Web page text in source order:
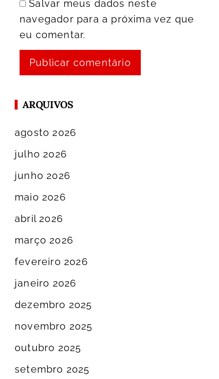
Salvar meus dados neste
navegador para a próxima vez que
eu comentar.
ARQUIVOS
agosto 2026
julho 2026
junho 2026
maio 2026
abril 2026
março 2026
fevereiro 2026
janeiro 2026
dezembro 2025
novembro 2025
outubro 2025
setembro 2025